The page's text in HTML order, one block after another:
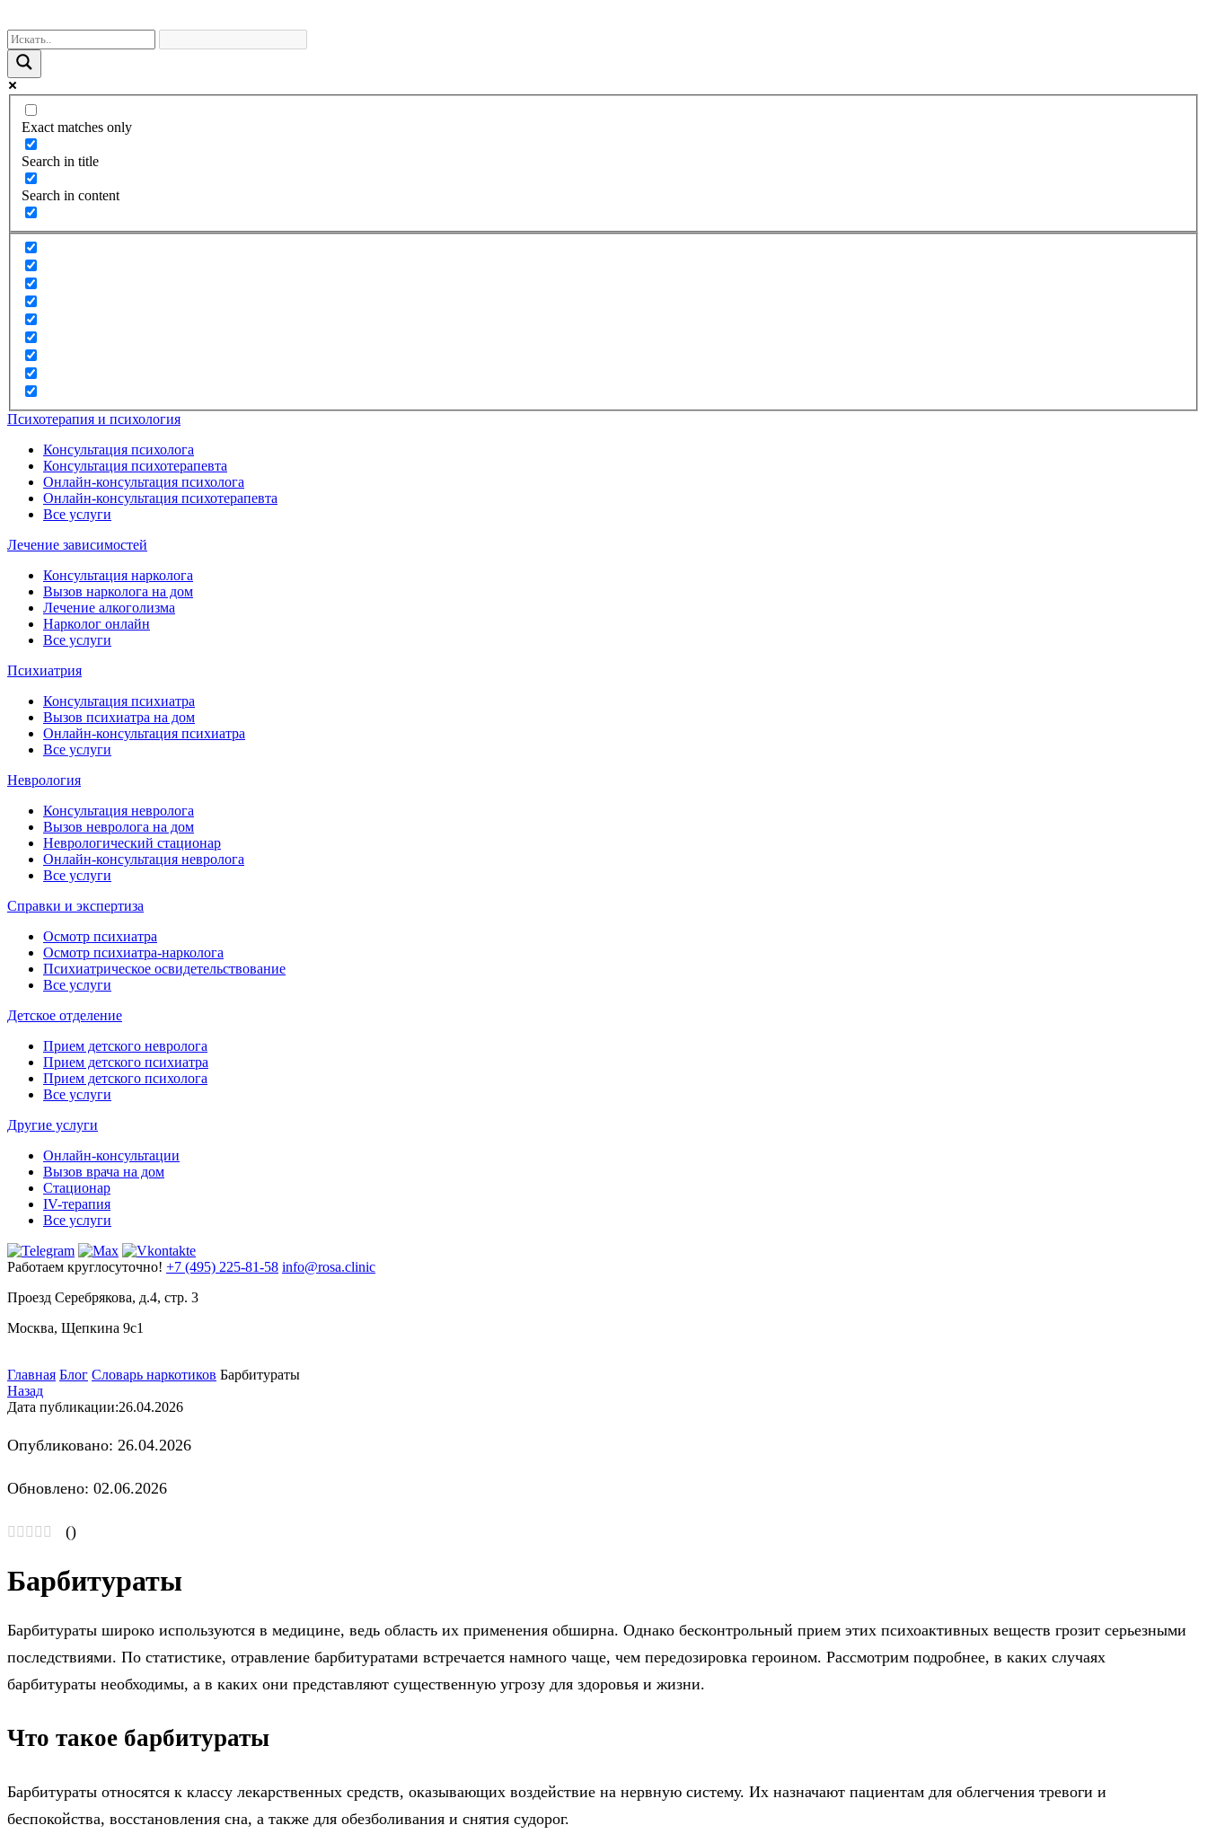
Exact matches only
Search in title
Search in content
Психотерапия и психология
Консультация психолога
Консультация психотерапевта
Онлайн-консультация психолога
Онлайн-консультация психотерапевта
Все услуги
Лечение зависимостей
Консультация нарколога
Вызов нарколога на дом
Лечение алкоголизма
Нарколог онлайн
Все услуги
Психиатрия
Консультация психиатра
Вызов психиатра на дом
Онлайн-консультация психиатра
Все услуги
Неврология
Консультация невролога
Вызов невролога на дом
Неврологический стационар
Онлайн-консультация невролога
Все услуги
Справки и экспертиза
Осмотр психиатра
Осмотр психиатра-нарколога
Психиатрическое освидетельствование
Все услуги
Детское отделение
Прием детского невролога
Прием детского психиатра
Прием детского психолога
Все услуги
Другие услуги
Онлайн-консультации
Вызов врача на дом
Стационар
IV-терапия
Все услуги
Работаем круглосуточно! +7 (495) 225-81-58 info@rosa.clinic
Проезд Серебрякова, д.4, стр. 3
Москва, Щепкина 9с1
Главная Блог Словарь наркотиков Барбитураты
Назад
Дата публикации:26.04.2026
Опубликовано: 26.04.2026
Обновлено: 02.06.2026
()
Барбитураты
Барбитураты широко используются в медицине, ведь область их применения обширна. Однако бесконтрольный прием этих психоактивных веществ грозит серьезными
последствиями. По статистике, отравление барбитуратами встречается намного чаще, чем передозировка героином. Рассмотрим подробнее, в каких случаях
барбитураты необходимы, а в каких они представляют существенную угрозу для здоровья и жизни.
Что такое барбитураты
Барбитураты относятся к классу лекарственных средств, оказывающих воздействие на нервную систему. Их назначают пациентам для облегчения тревоги и
беспокойства, восстановления сна, а также для обезболивания и снятия судорог.